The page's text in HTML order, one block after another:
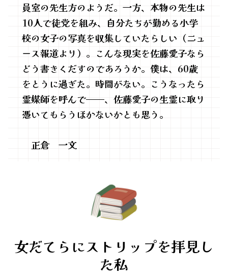
員室の先生方のようだ。一方、本物の先生は
10人で徒党を組み、自分たちが勤める小学
校の女子の写真を収集していたらしい（ニュ
ース報道より）。こんな現実を佐藤愛子なら
どう書きくだすのであろうか。僕は、60歳
をとうに過ぎた。時間がない。こうなったら
霊媒師を呼んで——、佐藤愛子の生霊に取り
憑いてもらうほかないかとも思う。
正倉 一文
女だてらにストリップを拝見し
た私